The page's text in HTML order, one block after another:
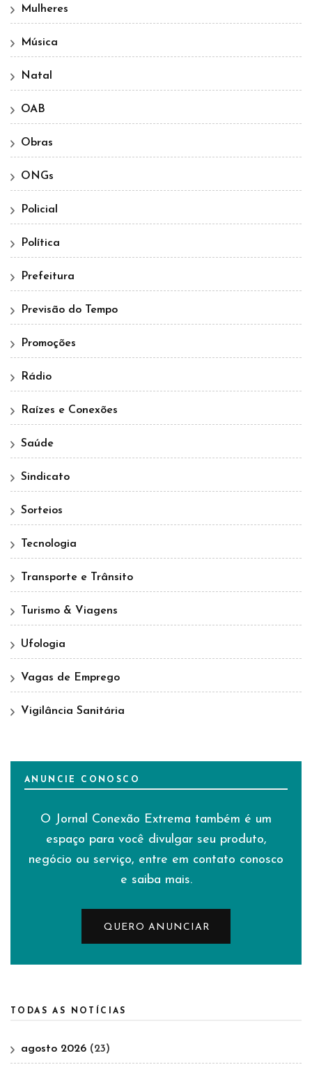
Mulheres
Música
Natal
OAB
Obras
ONGs
Policial
Política
Prefeitura
Previsão do Tempo
Promoções
Rádio
Raízes e Conexões
Saúde
Sindicato
Sorteios
Tecnologia
Transporte e Trânsito
Turismo & Viagens
Ufologia
Vagas de Emprego
Vigilância Sanitária
ANUNCIE CONOSCO
O Jornal Conexão Extrema também é um
espaço para você divulgar seu produto,
negócio ou serviço, entre em contato conosco
e saiba mais.
QUERO ANUNCIAR
TODAS AS NOTÍCIAS
agosto 2026 (23)